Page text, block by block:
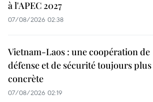
à l'APEC 2027
07/08/2026 02:38
Vietnam-Laos : une coopération de
défense et de sécurité toujours plus
concrète
07/08/2026 02:19